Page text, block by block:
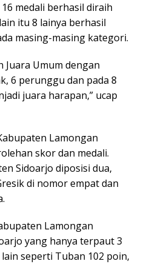
medali berhasil diraih
itu 8 lainya berhasil
masing-masing kategori.
Juara Umum dengan
6 perunggu dan pada 8
juara harapan,” ucap
Lamongan
skor dan medali.
Sidoarjo diposisi dua,
di nomor empat dan
Lamongan
yang hanya terpaut 3
seperti Tuban 102 poin,